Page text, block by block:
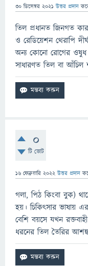
30 ডিসেম্বর 2021 উত্তর প্রদান
তিল প্রধানত জিনগত
ও রেডিয়েশন থেরাপি
অন্য কোনো রোগের
সাধারণত তিল বা
0
টি ভোট
16 ফেব্রুয়ারি 2022 উত্তর প্রদান
গলা, পিঠ কিংবা বুক)
হয়। চিকিৎসার ভাষায়
বেশি বয়সে যখন
ধরনের তিল তৈরির